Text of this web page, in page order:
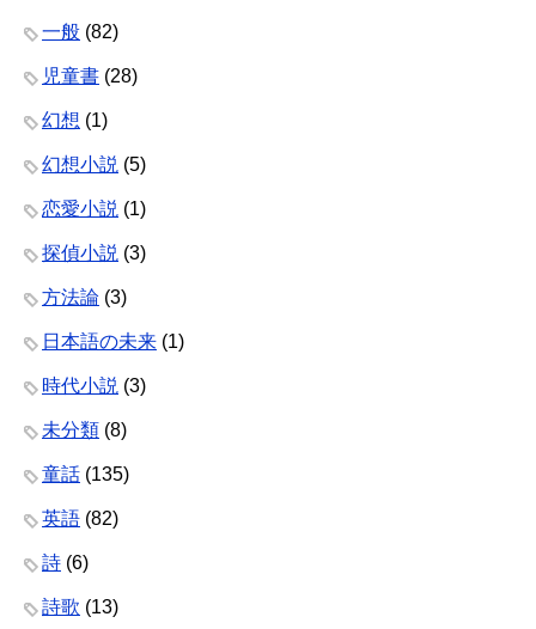
一般 (82)
児童書 (28)
幻想 (1)
幻想小説 (5)
恋愛小説 (1)
探偵小説 (3)
方法論 (3)
日本語の未来 (1)
時代小説 (3)
未分類 (8)
童話 (135)
英語 (82)
詩 (6)
詩歌 (13)